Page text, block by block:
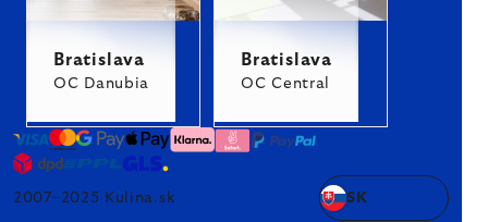
Bratislava
OC Danubia
Bratislava
OC Central
2007–2025 Kulina.sk SK